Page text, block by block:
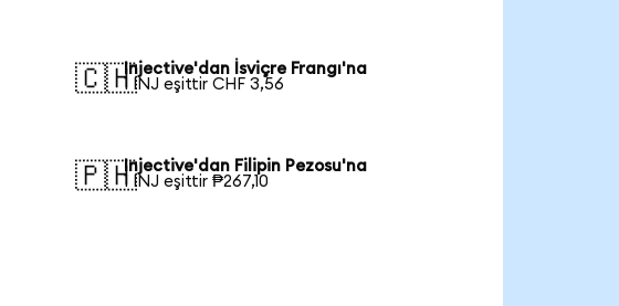
🇨🇭Injective'dan İsviçre Frangı'na
1 INJ eşittir CHF 3,56
🇵🇭Injective'dan Filipin Pezosu'na
1 INJ eşittir ₱267,10